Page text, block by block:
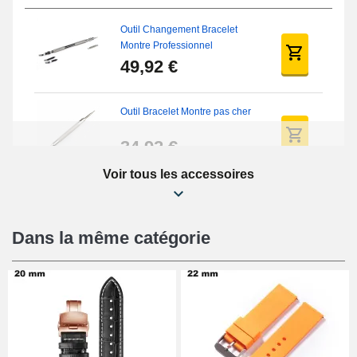
Outil Changement Bracelet
Montre Professionnel
49,92 €
Outil Bracelet Montre pas cher
34,92 €
Kit Réparation Montre Débutant
16,90 €
Pied à Coulisse Numérique
9,90 €
Voir tous les accessoires
Dans la même catégorie